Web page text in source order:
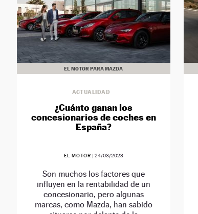
EL MOTOR PARA MAZDA
ACTUALIDAD
¿Cuánto ganan los
concesionarios de coches en
España?
EL MOTOR | 24/03/2023
Son muchos los factores que
influyen en la rentabilidad de un
concesionario, pero algunas
marcas, como Mazda, han sabido